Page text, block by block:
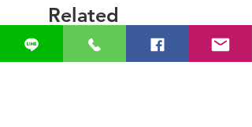
สหรัฐอเมริกา
ข้อมือ
5. ยี่ห้อ Jamar ผลิตในประเทศ
สหรัฐอเมริกา
Related
Products